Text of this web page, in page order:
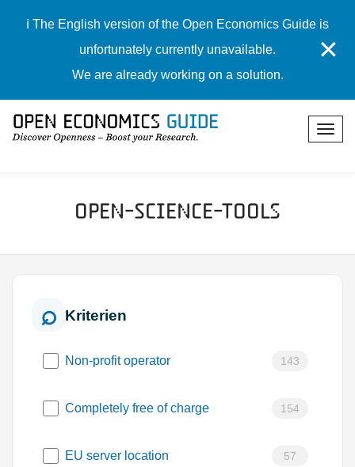
ℹ️ The English version of the Open Economics Guide is
unfortunately currently unavailable.
We are already working on a solution.
✕
Open-Science-Tools
Kriterien
Non-profit operator 143
Completely free of charge 154
EU server location 57